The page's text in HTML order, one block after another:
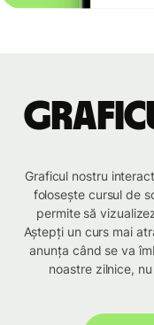
Graficul nostru
folosește cursul de
permite să
Aștepți un curs mai
anunța când se va
noastre zilnice,